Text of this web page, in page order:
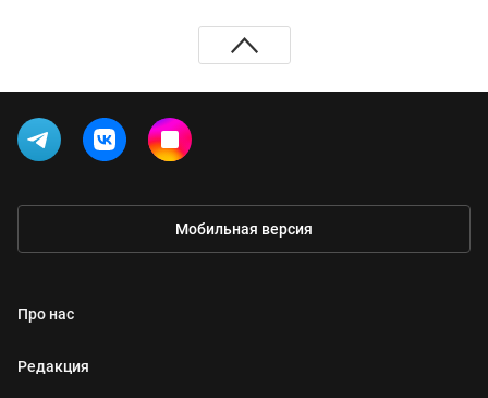
Мобильная версия
Про нас
Редакция